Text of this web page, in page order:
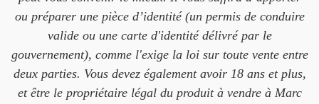
ou préparer une pièce d’identité (un permis de conduire
valide ou une carte d'identité délivré par le
gouvernement), comme l'exige la loi sur toute vente entre
deux parties. Vous devez également avoir 18 ans et plus,
et être le propriétaire légal du produit à vendre à Marc